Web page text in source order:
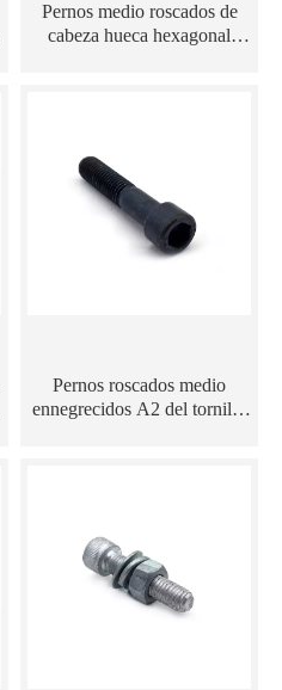
Pernos medio roscados de
cabeza hueca hexagonal
Pernos roscados medio
ennegrecidos A2 del tornillo